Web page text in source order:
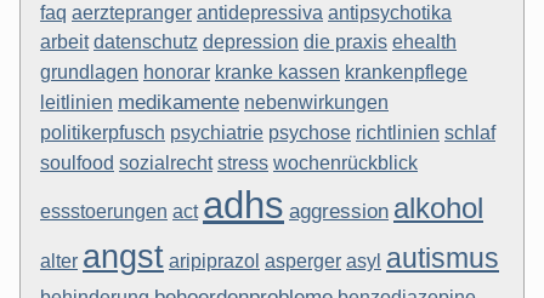
faq aerztepranger antidepressiva antipsychotika
arbeit datenschutz depression die praxis ehealth
grundlagen honorar kranke kassen krankenpflege
leitlinien medikamente nebenwirkungen
politikerpfusch psychiatrie psychose richtlinien schlaf
soulfood sozialrecht stress wochenrückblick
essstoerungen act adhs aggression alkohol
alter angst aripiprazol asperger asyl autismus